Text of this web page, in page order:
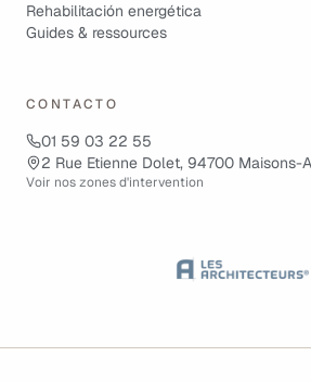
Rehabilitación energética
Guides & ressources
CONTACTO
01 59 03 22 55
2 Rue Etienne Dolet, 94700 Maisons-
Voir nos zones d'intervention